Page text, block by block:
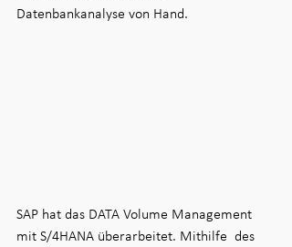
Datenbankanalyse von Hand.
SAP hat das DATA Volume Management
mit S/4HANA überarbeitet. Mithilfe  des